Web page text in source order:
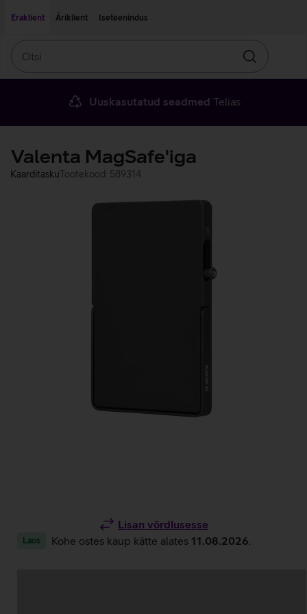
Eraklient
Äriklient Iseteenindus
Otsin
Uuskasutatud seadmed Telias
Valenta MagSafe'iga
KaarditaskuTootekood: 589314
Lisan võrdlusesse
Laos Kohe ostes kaup kätte alates 11.08.2026